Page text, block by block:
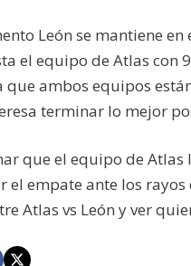
León se mantiene
el equipo de Atlas con
que ambos equipos
terminar lo mejor
que el equipo de
el empate ante los
Atlas vs León y ver